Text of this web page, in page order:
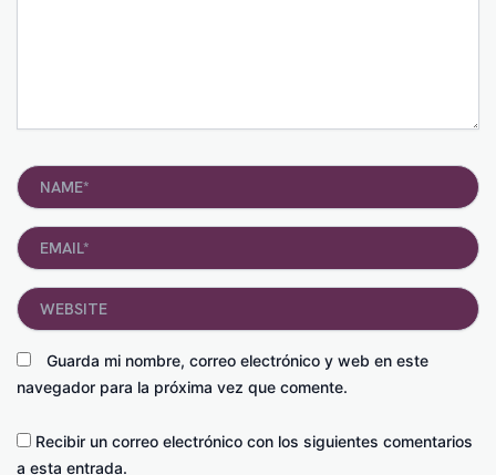
Name*
Email*
Guarda mi nombre, correo electrónico y web en este
navegador para la próxima vez que comente.
Website
Recibir un correo electrónico con los siguientes comentarios
a esta entrada.